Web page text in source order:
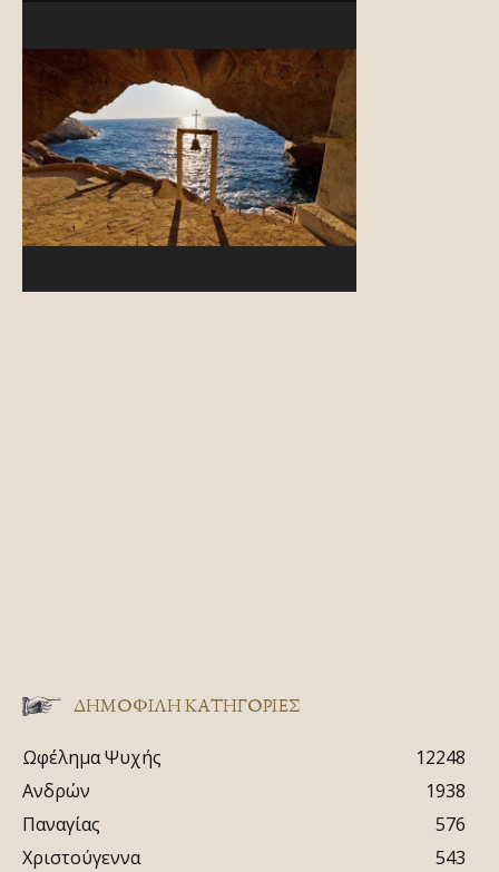
ΔΗΜΟΦΙΛΗ ΚΑΤΗΓΟΡΙΕΣ
Ωφέλημα Ψυχής
12248
Ανδρών
1938
Παναγίας
576
Χριστούγεννα
543